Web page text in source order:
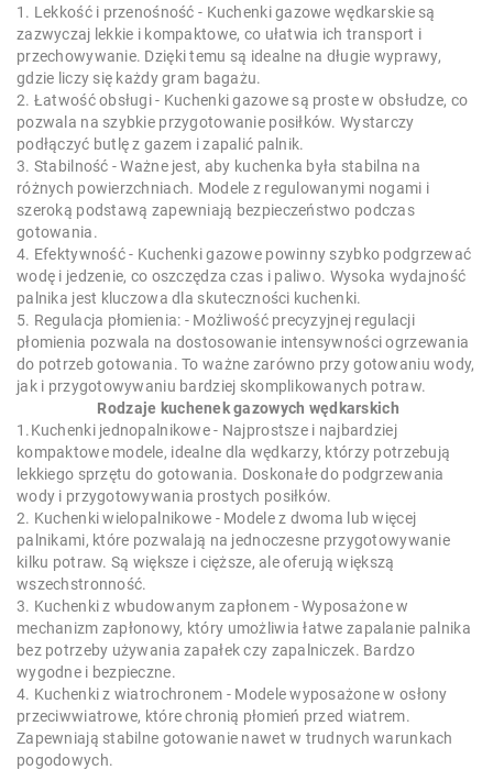
1. Lekkość i przenośność - Kuchenki gazowe wędkarskie są
zazwyczaj lekkie i kompaktowe, co ułatwia ich transport i
przechowywanie. Dzięki temu są idealne na długie wyprawy,
gdzie liczy się każdy gram bagażu.
2. Łatwość obsługi - Kuchenki gazowe są proste w obsłudze, co
pozwala na szybkie przygotowanie posiłków. Wystarczy
podłączyć butlę z gazem i zapalić palnik.
3. Stabilność - Ważne jest, aby kuchenka była stabilna na
różnych powierzchniach. Modele z regulowanymi nogami i
szeroką podstawą zapewniają bezpieczeństwo podczas
gotowania.
4. Efektywność - Kuchenki gazowe powinny szybko podgrzewać
wodę i jedzenie, co oszczędza czas i paliwo. Wysoka wydajność
palnika jest kluczowa dla skuteczności kuchenki.
5. Regulacja płomienia: - Możliwość precyzyjnej regulacji
płomienia pozwala na dostosowanie intensywności ogrzewania
do potrzeb gotowania. To ważne zarówno przy gotowaniu wody,
jak i przygotowywaniu bardziej skomplikowanych potraw.
Rodzaje kuchenek gazowych wędkarskich
1.Kuchenki jednopalnikowe - Najprostsze i najbardziej
kompaktowe modele, idealne dla wędkarzy, którzy potrzebują
lekkiego sprzętu do gotowania. Doskonałe do podgrzewania
wody i przygotowywania prostych posiłków.
2. Kuchenki wielopalnikowe - Modele z dwoma lub więcej
palnikami, które pozwalają na jednoczesne przygotowywanie
kilku potraw. Są większe i cięższe, ale oferują większą
wszechstronność.
3. Kuchenki z wbudowanym zapłonem - Wyposażone w
mechanizm zapłonowy, który umożliwia łatwe zapalanie palnika
bez potrzeby używania zapałek czy zapalniczek. Bardzo
wygodne i bezpieczne.
4. Kuchenki z wiatrochronem - Modele wyposażone w osłony
przeciwwiatrowe, które chronią płomień przed wiatrem.
Zapewniają stabilne gotowanie nawet w trudnych warunkach
pogodowych.